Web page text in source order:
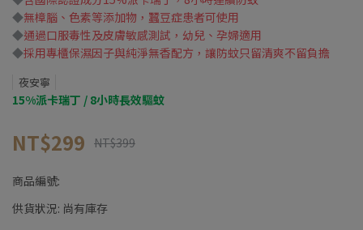
◆無樟腦、色素等添加物，蠶豆症患者可使用
◆通過口服毒性及皮膚敏感測試，幼兒、孕婦適用
◆採用專櫃保濕因子與純淨無香配方，讓防蚊只留清爽不留負擔
夜安寧
15%派卡瑞丁 / 8小時長效驅蚊
NT$299 NT$399
商品編號:
供貨狀況: 尚有庫存